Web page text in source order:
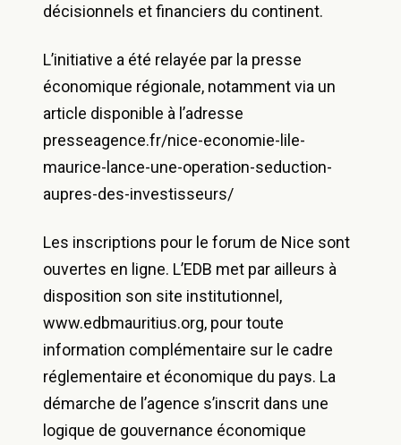
décisionnels et financiers du continent.
L’initiative a été relayée par la presse
économique régionale, notamment via un
article disponible à l’adresse
presseagence.fr/nice-economie-lile-
maurice-lance-une-operation-seduction-
aupres-des-investisseurs/
Les inscriptions pour le forum de Nice sont
ouvertes en ligne. L’EDB met par ailleurs à
disposition son site institutionnel,
www.edbmauritius.org, pour toute
information complémentaire sur le cadre
réglementaire et économique du pays. La
démarche de l’agence s’inscrit dans une
logique de gouvernance économique